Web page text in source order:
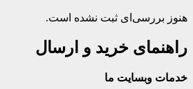
هنوز بررسی‌ای ثبت نشده است.
راهنمای خرید و ارسال
خدمات وبسایت ما